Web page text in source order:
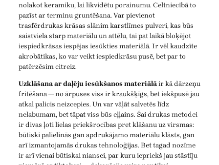
nolakot keramiku, lai likvidētu porainumu. Celtniecībā to
pazīst ar terminu gruntēšana. Var pievienot
trasfērdrukas krāsas slānim karstlīmes pulveri, kas būs
saistviela starp materiālu un attēlu, tai pat laikā bloķējot
iespiedkrāsas iespējas iesūkties materiālā. Ir vēl kaudzīte
akrobātikas, ko var veikt iespiedkrāsu pusē, bet par to
patērzēsim citreiz.
Uzklāšana ar daļēju iesūkšanos materiālāir kā dārzeņu
fritēšana — no ārpuses viss ir kraukšķīgs, bet iekšpusē jau
atkal palicis neizcepies. Un var vāļāt salvetēs līdz
nelabumam, bet tāpat viss būs eļļains. Šai drukas metodei
ir divas ļoti lielas priekšrocības pret klāšanu uz virsmas:
būtiski palielinās gan apdrukājamo materiālu klāsts, gan
arī izmantojamās drukas tehnoloģijas. Bet tagad nozīme
ir arī vienai būtiskai niansei, par kuru iepriekš jau stāstīju